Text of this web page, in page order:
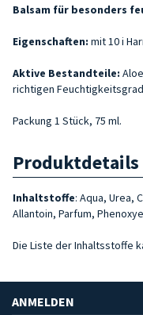
Balsam für besonders
Eigenschaften: mit 10 i
Aktive Bestandteile:
richtigen
Packung 1 Stück, 75 ml.
Produktdetails
Inhaltstoffe: Aqua, Urea,
Allantoin, Parfum,
Die Liste der Inhaltsstoffe
ANMELDEN